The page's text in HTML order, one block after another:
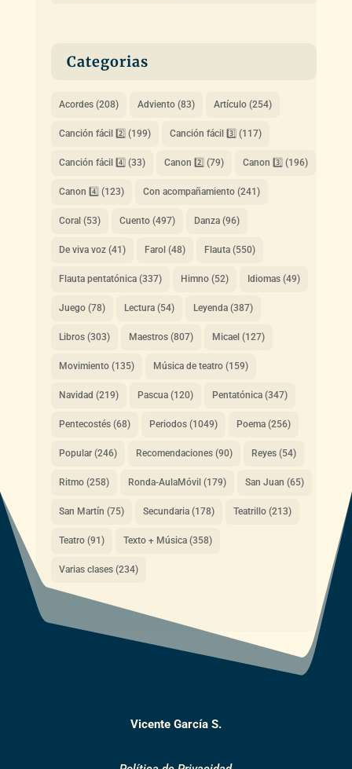
Categorias
Acordes(208) Adviento(83) Artículo(254)
Canción fácil 2️⃣ (199) Canción fácil 3️⃣ (117)
Canción fácil 4️⃣ (33) Canon 2️⃣ (79) Canon 3️⃣ (196)
Canon 4️⃣ (123) Con acompañamiento(241)
Coral (53) Cuento(497) Danza(96)
De viva voz(41) Farol (48) Flauta(550)
Flauta pentatónica(337) Himno(52) Idiomas(49)
Juego(78) Lectura(54) Leyenda(387)
Libros(303) Maestros(807) Micael (127)
Movimiento(135) Música de teatro(159)
Navidad (219) Pascua(120) Pentatónica(347)
Pentecostés(68) Periodos(1049) Poema(256)
Popular(246) Recomendaciones(90) Reyes(54)
Ritmo(258) Ronda-AulaMóvil (179) San Juan (65)
San Martín (75) Secundaria(178) Teatrillo(213)
Teatro(91) Texto + Música(358)
Varias clases(234)
Vicente García S.